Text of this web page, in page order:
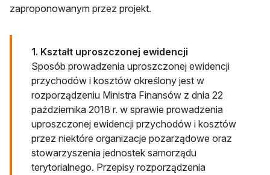
zaproponowanym przez projekt.
1. Kształt uproszczonej ewidencji
Sposób prowadzenia uproszczonej ewidencji
przychodów i kosztów określony jest w
rozporządzeniu Ministra Finansów z dnia 22
października 2018 r. w sprawie prowadzenia
uproszczonej ewidencji przychodów i kosztów
przez niektóre organizacje pozarządowe oraz
stowarzyszenia jednostek samorządu
terytorialnego. Przepisy rozporządzenia